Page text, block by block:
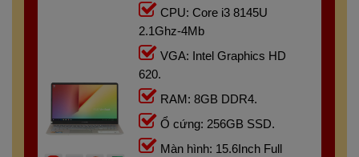
CPU: Core i3 8145U
2.1Ghz-4Mb
VGA: Intel Graphics HD
620.
RAM: 8GB DDR4.
Ổ cứng: 256GB SSD.
Màn hình: 15.6Inch Full